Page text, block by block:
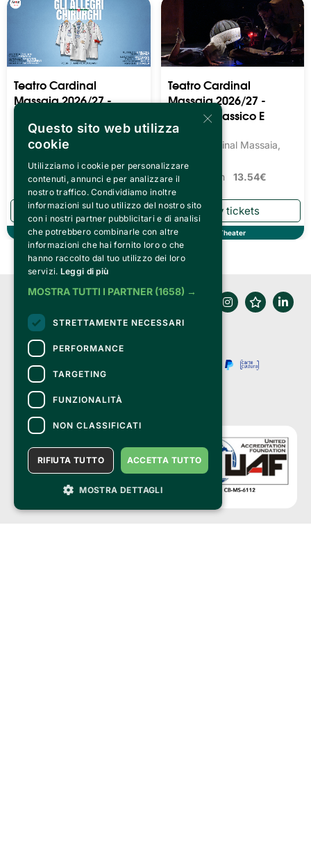
Teatro Cardinal
Massaia 2026/27 -
Teatro Prosa Dialettale
Teatro Cardinal Massaia,
Torino
Tickets from 13.54€
Theater
Teatro Cardinal
Massaia 2026/27 -
Balletto Classico E
Moderno
Teatro Cardinal Massaia,
Tickets from 13.54€
Theater
×
Questo sito web utilizza
cookie
Utilizziamo i cookie per personalizzare
contenuti, annunci e per analizzare il
nostro traffico. Condividiamo inoltre
informazioni sul tuo utilizzo del nostro sito
con i nostri partner pubblicitari e di analisi
che potrebbero combinarle con altre
informazioni che hai fornito loro o che
hanno raccolto dal tuo utilizzo dei loro
servizi. Leggi di più
MOSTRA TUTTI I PARTNER (1658) →
STRETTAMENTE NECESSARI
PERFORMANCE
TARGETING
FUNZIONALITÀ
NON CLASSIFICATI
ACCETTA TUTTO
RIFIUTA TUTTO
MOSTRA DETTAGLI